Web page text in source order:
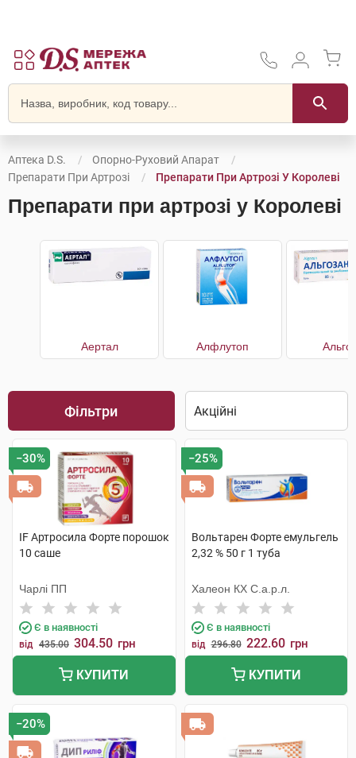
Аптека D.S.
Опорно-Руховий Апарат
Препарати При Артрозі
Препарати При Артрозі У Королеві
Препарати при артрозі у Королеві
Аертал Алфлутоп
Фільтри
−30%
IF Артросила Форте порошок
10 саше
Чарлі ПП
Є в наявності
від 435.00 304.50 грн
КУПИТИ
−25%
Вольтарен Форте емульгель
2,32 % 50 г 1 туба
Халеон КХ С.а.р.л.
Є в наявності
від 296.80 222.60 грн
КУПИТИ
−20%